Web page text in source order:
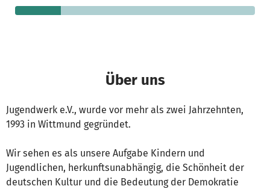
Über uns
Jugendwerk e.V., wurde vor mehr als zwei Jahrzehnten,
1993 in Wittmund gegründet.
Wir sehen es als unsere Aufgabe Kindern und
Jugendlichen, herkunftsunabhängig, die Schönheit der
deutschen Kultur und die Bedeutung der Demokratie